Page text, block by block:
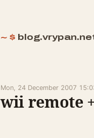
Mon, 24 December 2007
wii remote